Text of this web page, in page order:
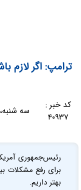
ترامپ: اگر لازم
کد خبر :
۴۰۹۳۷
سه شنبه، ۲۸ شهریور ۱۳۹۶ -
رئیس‌جمهوری
برای رفع مشکلات
بهتر داریم.